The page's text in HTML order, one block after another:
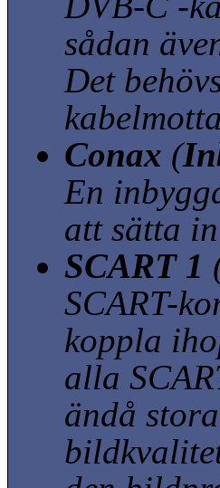
sådan
Det
Conax (
En
att sätta
SCART 1
SCART-
koppla
alla
ändå